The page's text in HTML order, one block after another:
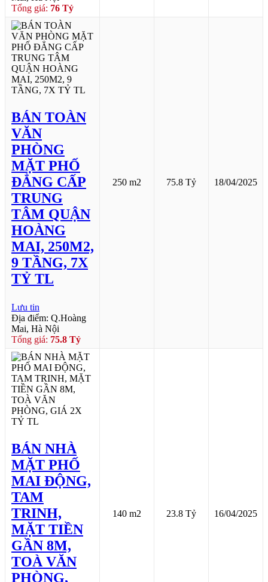
Tổng giá: 76 Tỷ
BÁN TOÀN
VĂN
PHÒNG
MẶT PHỐ
ĐẲNG CẤP
TRUNG
TÂM QUẬN
HOÀNG
MAI, 250M2,
9 TẦNG, 7X
TỶ TL
Lưu tin
Địa điểm: Q.Hoàng
Mai, Hà Nội
Tổng giá: 75.8 Tỷ
250 m2 75.8 Tỷ 18/04/2025
BÁN NHÀ
MẶT PHỐ
MAI ĐỘNG,
TAM
TRINH,
MẶT TIỀN
GẦN 8M,
TOÀ VĂN
PHÒNG,
140 m2 23.8 Tỷ 16/04/2025